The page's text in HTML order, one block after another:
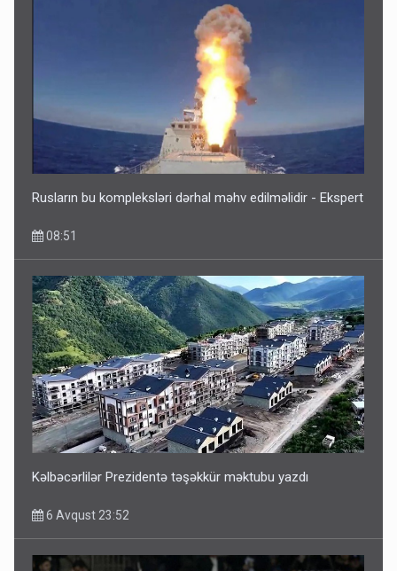
Rusların bu kompleksləri dərhal məhv edilməlidir - Ekspert
08:51
Kəlbəcərlilər Prezidentə təşəkkür məktubu yazdı
6 Avqust 23:52